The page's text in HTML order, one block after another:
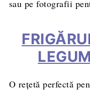
sau pe fotografii
O rețetă perfectă